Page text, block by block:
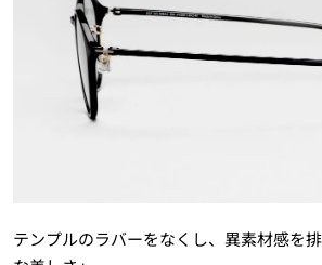
テンプルのラバーをなくし、異素材感を